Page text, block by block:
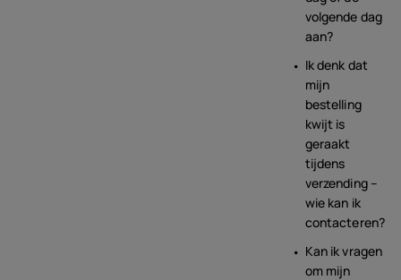
volgende dag
aan?
Ik denk dat
mijn
bestelling
kwijt is
geraakt
tijdens
verzending –
wie kan ik
contacteren?
Kan ik vragen
om mijn